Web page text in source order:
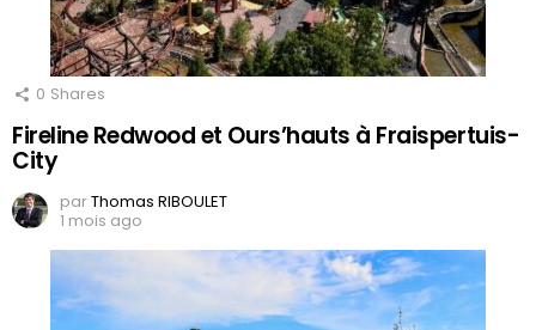
0 Shares
Fireline Redwood et Ours’hauts à Fraispertuis-
City
parThomas RIBOULET
1 mois ago